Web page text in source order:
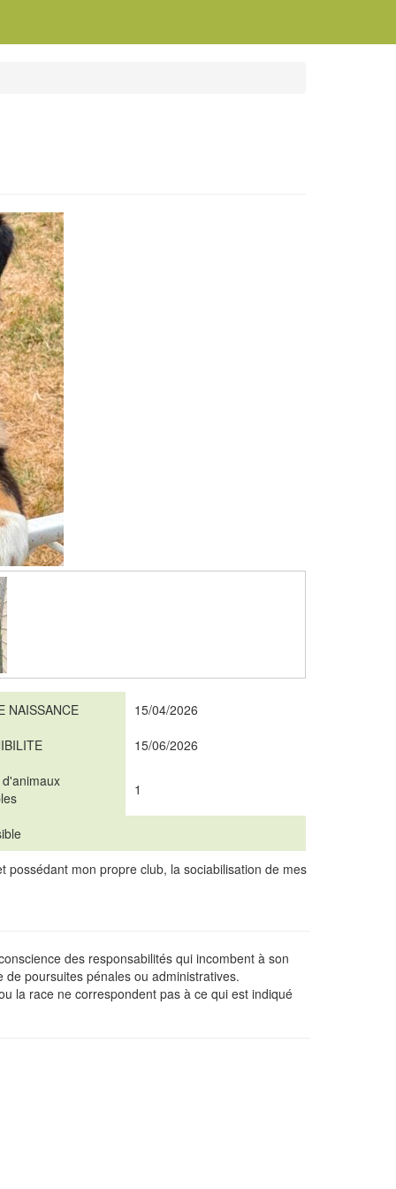
NAISSANCE
15/04/2026
15/06/2026
1
possédant mon propre club, la sociabilisation de mes
des responsabilités qui incombent à son
poursuites pénales ou administratives.
la race ne correspondent pas à ce qui est indiqué